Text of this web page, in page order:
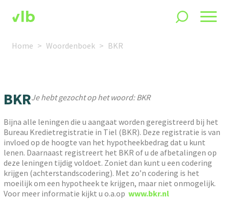
Home Woordenboek BKR
BKRJe hebt gezocht op het woord: BKR
Bijna alle leningen die u aangaat worden geregistreerd bij het
Bureau Kredietregistratie in Tiel (BKR). Deze registratie is van
invloed op de hoogte van het hypotheekbedrag dat u kunt
lenen. Daarnaast registreert het BKR of u de afbetalingen op
deze leningen tijdig voldoet. Zoniet dan kunt u een codering
krijgen (achterstandscodering). Met zo’n codering is het
moeilijk om een hypotheek te krijgen, maar niet onmogelijk.
Voor meer informatie kijkt u o.a.opwww.bkr.nl